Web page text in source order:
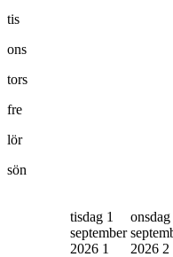
tis
ons
tors
fre
lör
sön
tisdag 1
september
2026 1
onsdag
2026 2